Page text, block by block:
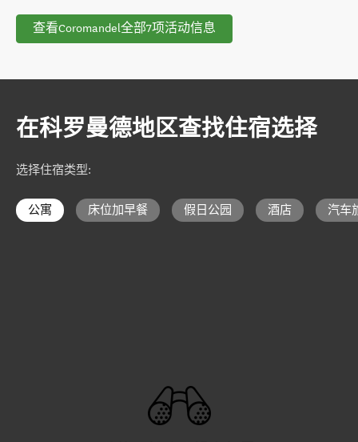
查看Coromandel全部7项活动信息
在科罗曼德地区查找住宿选择
选择住宿类型:
公寓 床位加早餐 假日公园 酒店 汽车